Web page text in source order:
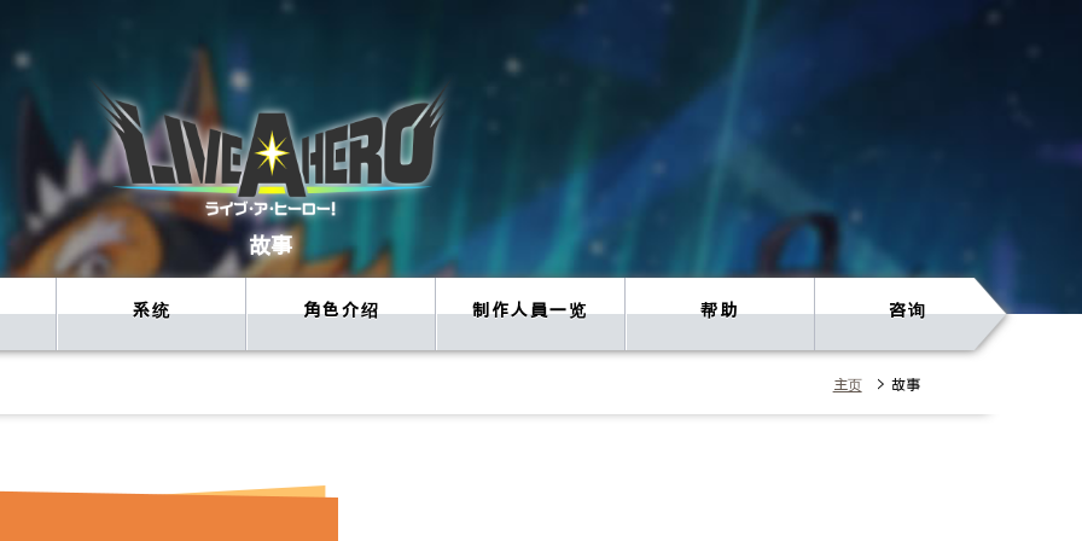
故事
系统 角色介绍 制作人員一览 帮助 咨询
主页 > 故事